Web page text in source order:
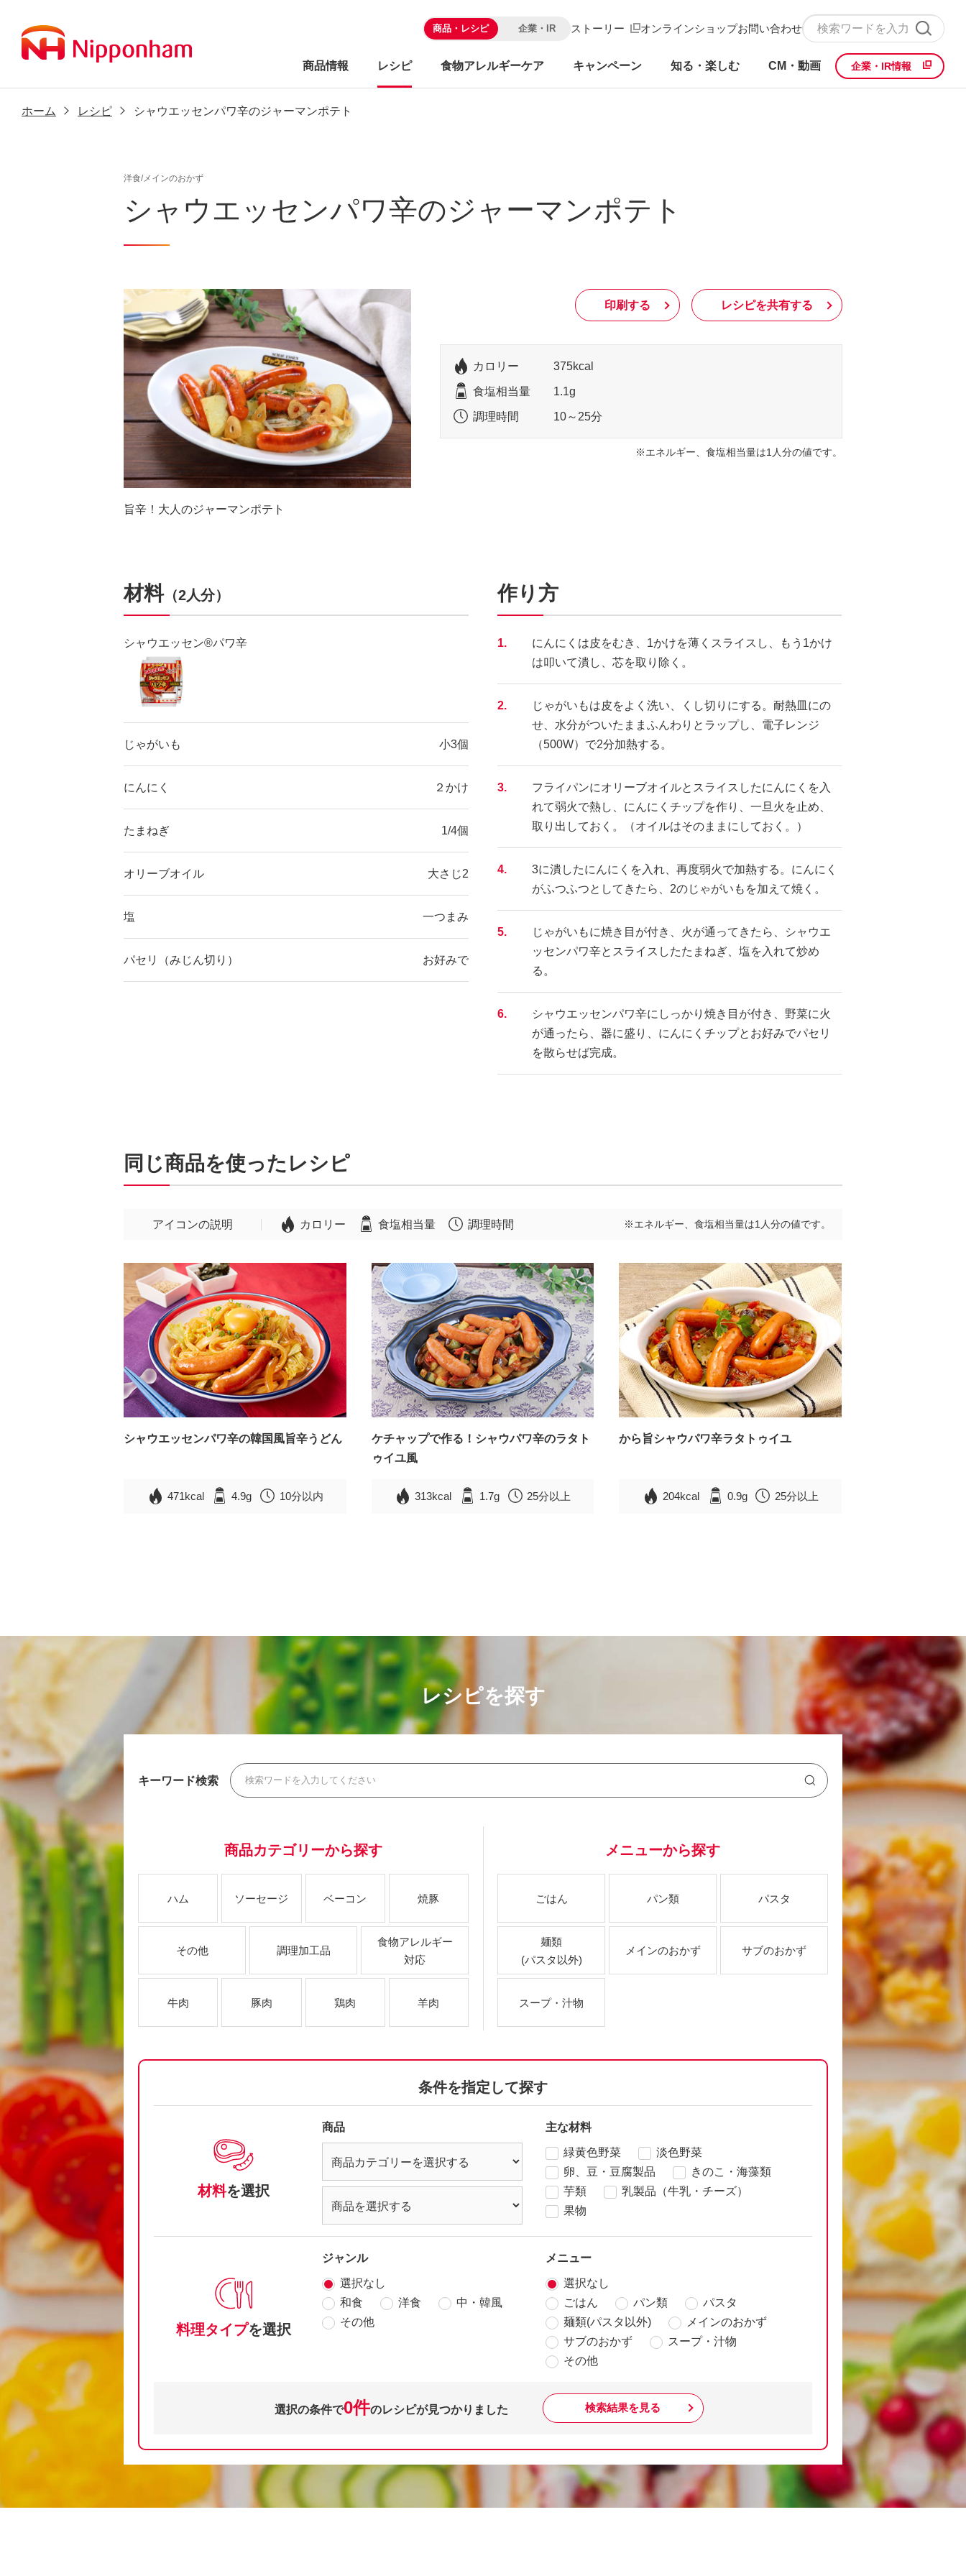
商品・レシピ 企業・IR ストーリー オンラインショップお問い合わせ
商品情報 レシピ 食物アレルギーケア キャンペーン 知る・楽しむ CM・動画 企業・IR情報
ホーム レシピ シャウエッセンパワ辛のジャーマンポテト​
洋食/メインのおかず
シャウエッセンパワ辛のジャーマンポテト​
旨辛！大人のジャーマンポテト
印刷する レシピを共有する
カロリー 375kcal
食塩相当量 1.1g
調理時間 10～25分
エネルギー、食塩相当量は1人分の値です。
材料（2人分）
シャウエッセン®パワ辛
じゃがいも 小3個
にんにく ２かけ
たまねぎ 1/4個
オリーブオイル 大さじ2
塩 一つまみ
パセリ（みじん切り） お好みで
作り方
1.
にんにくは皮をむき、1かけを薄くスライスし、もう1かけ
は叩いて潰し、芯を取り除く。
2.
じゃがいもは皮をよく洗い、くし切りにする。耐熱皿にの
せ、水分がついたままふんわりとラップし、電子レンジ
（500W）で2分加熱する。
3.
フライパンにオリーブオイルとスライスしたにんにくを入
れて弱火で熱し、にんにくチップを作り、一旦火を止め、
取り出しておく。（オイルはそのままにしておく。）
4.
3に潰したにんにくを入れ、再度弱火で加熱する。にんにく
がふつふつとしてきたら、2のじゃがいもを加えて焼く。
5.
じゃがいもに焼き目が付き、火が通ってきたら、シャウエ
ッセンパワ辛とスライスしたたまねぎ、塩を入れて炒め
る。
6.
シャウエッセンパワ辛にしっかり焼き目が付き、野菜に火
が通ったら、器に盛り、にんにくチップとお好みでパセリ
を散らせば完成。
同じ商品を使ったレシピ
アイコンの説明 カロリー 食塩相当量 調理時間 ※エネルギー、食塩相当量は1人分の値です。
シャウエッセンパワ辛の韓国風旨辛うどん
471kcal 4.9g 10分以内
ケチャップで作る！シャウパワ辛のラタト
ゥイユ風
313kcal 1.7g 25分以上
から旨シャウパワ辛ラタトゥイユ
204kcal 0.9g 25分以上
レシピを探す
キーワード検索
商品カテゴリーから探す
ハム ソーセージ ベーコン 焼豚
その他 調理加工品
食物アレルギー
対応
牛肉 豚肉 鶏肉 羊肉
メニューから探す
ごはん パン類 パスタ
麺類
(パスタ以外)
メインのおかず サブのおかず
スープ・汁物
条件を指定して探す
材料を選択
商品 主な材料
緑黄色野菜
淡色野菜
卵、豆・豆腐製品
きのこ・海藻類
芋類
乳製品（牛乳・チーズ）
果物
料理タイプを選択
ジャンル
選択なし
和食
洋食
中・韓風
その他
メニュー
選択なし
ごはん
パン類
パスタ
麺類(パスタ以外)
メインのおかず
サブのおかず
スープ・汁物
その他
選択の条件で0件のレシピが見つかりました 検索結果を見る